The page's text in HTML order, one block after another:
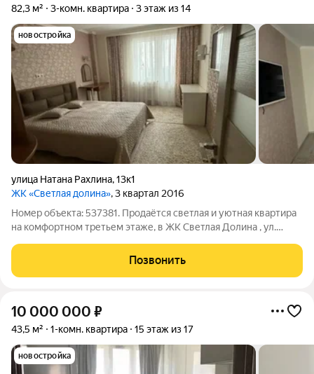
82,3 м² 3-комн. квартира 3 этаж из 14
новостройка
улица Натана Рахлина,13к1
ЖК «Светлая долина», 3 квартал 2016
Номер объекта: 537381. Продаётся светлая и уютная квартира
на комфортном третьем этаже, в ЖК Светлая Долина , ул.
площадь квартиры составляет 82 кв.м.. В квартире: - сделан
качественный ремонт в
Позвонить
10 000 000 ₽
43,5 м² 1-комн. квартира 15 этаж из 17
новостройка